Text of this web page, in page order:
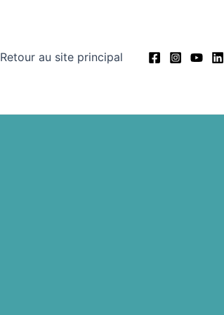
Retour au site principal